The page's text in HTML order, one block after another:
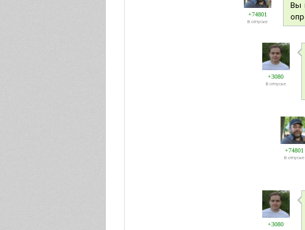
+74801
В отпуске
Вы
+3080
В отпуске
+74801
В отпуске
+3080